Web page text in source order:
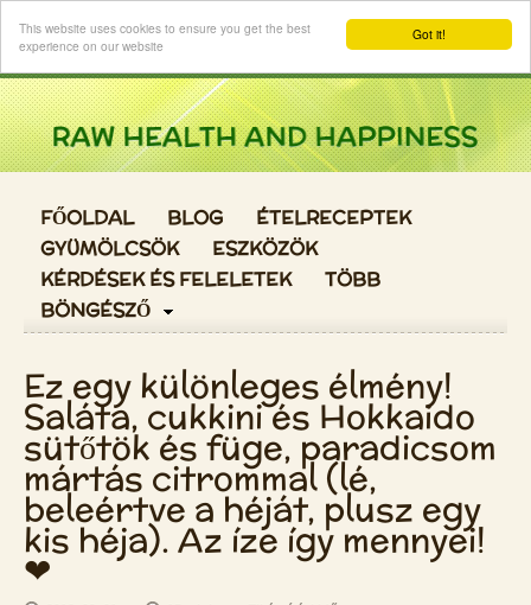
Got it!
This website uses cookies to ensure you get the best
experience on our website
Login
FŐOLDAL BLOG
ÉTELRECEPTEK
GYÜMÖLCSÖK
ESZKÖZÖK
KÉRDÉSEK ÉS FELELETEK
TÖBB
BÖNGÉSZŐ
Ez egy különleges élmény!
Saláta, cukkini és Hokkaido
sütőtök és füge, paradicsom
mártás citrommal (lé,
beleértve a héját, plusz egy
kis héja). Az íze így mennyei!
❤